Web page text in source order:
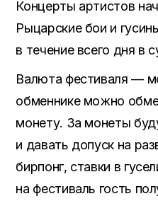
Концерты артистов
Рыцарские бои и
в течение всего дня в
Валюта фестиваля —
обменнике можно
монету. За монеты
и давать допуск на
бирпонг, ставки в
на фестиваль гость